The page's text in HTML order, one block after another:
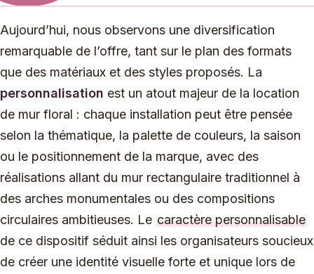
Aujourd’hui, nous observons une diversification
remarquable de l’offre, tant sur le plan des formats
que des matériaux et des styles proposés. La
personnalisation est un atout majeur de la location
de mur floral : chaque installation peut être pensée
selon la thématique, la palette de couleurs, la saison
ou le positionnement de la marque, avec des
réalisations allant du mur rectangulaire traditionnel à
des arches monumentales ou des compositions
circulaires ambitieuses. Le caractère personnalisable
de ce dispositif séduit ainsi les organisateurs soucieux
de créer une identité visuelle forte et unique lors de